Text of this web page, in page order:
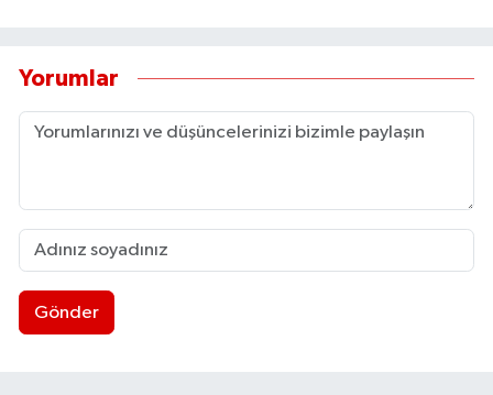
Yorumlar
Gönder